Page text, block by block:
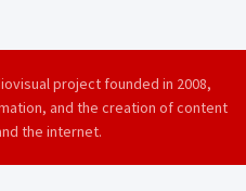
project founded in 2008,
and the creation of content
the internet.